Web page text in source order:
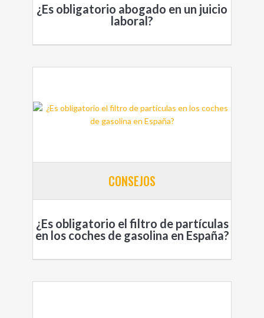
¿Es obligatorio abogado en un juicio
laboral?
CONSEJOS
¿Es obligatorio el filtro de partículas
en los coches de gasolina en España?